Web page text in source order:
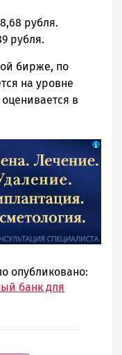
рубля.
рубля.
бирже, по
на уровне
в
опубликовано:
банк для